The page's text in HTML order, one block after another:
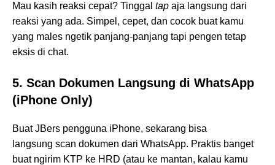
Mau kasih reaksi cepat? Tinggal tap aja langsung dari
reaksi yang ada. Simpel, cepet, dan cocok buat kamu
yang males ngetik panjang-panjang tapi pengen tetap
eksis di chat.
5. Scan Dokumen Langsung di WhatsApp
(iPhone Only)
Buat JBers pengguna iPhone, sekarang bisa
langsung scan dokumen dari WhatsApp. Praktis banget
buat ngirim KTP ke HRD (atau ke mantan, kalau kamu